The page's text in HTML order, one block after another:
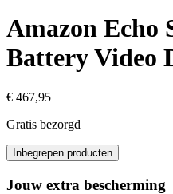
Amazon Echo
Battery Video
€ 467,95
Gratis bezorgd
Inbegrepen producten
Jouw extra bescherming